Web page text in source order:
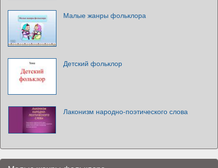
Малые жанры фольклора
Детский фольклор
Лаконизм народно-поэтического слова